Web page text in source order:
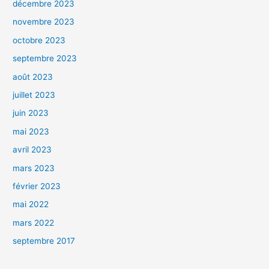
décembre 2023
novembre 2023
octobre 2023
septembre 2023
août 2023
juillet 2023
juin 2023
mai 2023
avril 2023
mars 2023
février 2023
mai 2022
mars 2022
septembre 2017